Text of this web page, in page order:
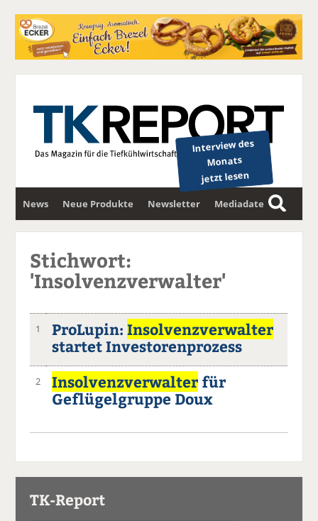
Interview des
Monats
jetzt lesen
News Neue Produkte Newsletter Mediadaten
S
u
Stichwort:
'Insolvenzverwalter'
1 ProLupin:Insolvenzverwalter
startet Investorenprozess
2 Insolvenzverwalter für
Geflügelgruppe Doux
TK-Report